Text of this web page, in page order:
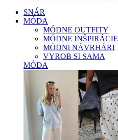
SNÁR
MÓDA
MÓDNE OUTFITY
MÓDNE INŠPIRÁCIE
MÓDNI NÁVRHÁRI
VYROB SI SAMA
MÓDA